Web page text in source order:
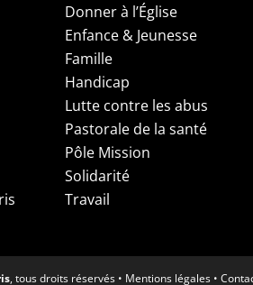
Donner à l’Église
Enfance & Jeunesse
Famille
Handicap
Lutte contre les abus
Pastorale de la santé
Pôle Mission
Solidarité
Travail
, tous droits réservés • Mentions légales•